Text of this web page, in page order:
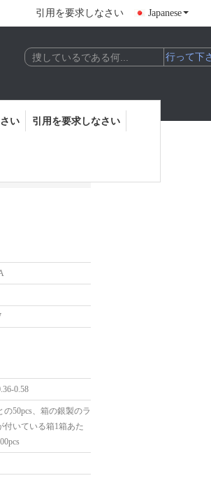
引用を要求しなさい Japanese
い 引用を要求しなさい
0.58
の50pcs、箱の銀製のラ
付いている箱1箱あた